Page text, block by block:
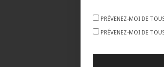
PRÉVENEZ-MOI DE
PRÉVENEZ-MOI DE